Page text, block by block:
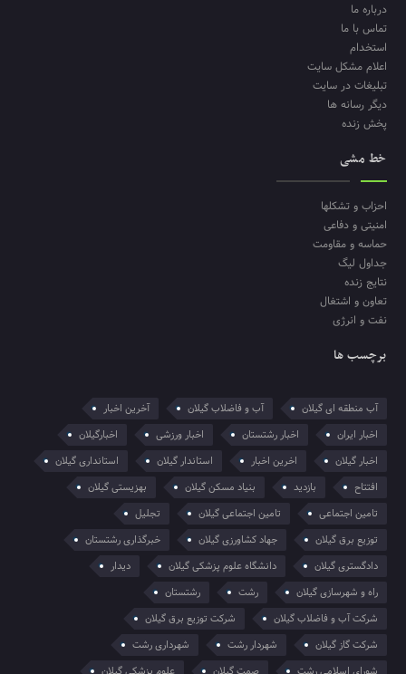
درباره ما
تماس با ما
استخدام
اعلام مشکل سایت
تبلیغات در سایت
دیگر رسانه ها
پخش زنده
خط مشی
احزاب و تشکلها
امنیتی و دفاعی
حماسه و مقاومت
جداول لیگ
نتایج زنده
تعاون و اشتغال
نفت و انرژی
برچسب ها
آب منطقه ای گیلان آب و فاضلاب گیلان
آخرین اخبار
اخبار ایران
اخبار رشتستان اخبار ورزشی
اخبارگیلان
اخبار گیلان
اخرین اخبار استاندار گیلان
استانداری گیلان
افتتاح
بازدید بنیاد مسکن گیلان
بهزیستی گیلان
تامین اجتماعی
تامین اجتماعی گیلان
تجلیل
توزیع برق گیلان
جهاد کشاورزی گیلان
خبرگذاری رشتستان
دادگستری گیلان
دانشگاه علوم پزشکی گیلان
دیدار
راه و شهرسازی گیلان
رشت
رشتستان
شرکت آب و فاضلاب گیلان
شرکت توزیع برق گیلان
شرکت گاز گیلان
شهردار رشت
شهرداری رشت